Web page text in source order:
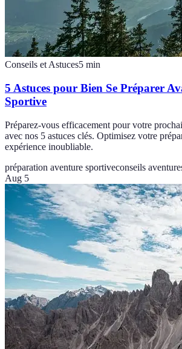
Conseils et Astuces5 min
5 Astuces pour Bien Se Préparer
Sportive
Préparez-vous efficacement pour votre
avec nos 5 astuces clés. Optimisez votre
expérience inoubliable.
préparation aventure sportiveconseils
Aug 5